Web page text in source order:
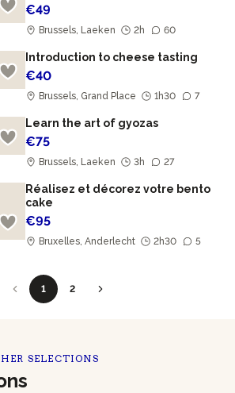
€49
Brussels, Laeken 2h 60
Introduction to cheese tasting
€40
Brussels, Grand Place 1h30 7
Learn the art of gyozas
€75
Brussels, Laeken 3h 27
Réalisez et décorez votre bento
cake
€95
Bruxelles, Anderlecht 2h30 5
1 2
SELECTIONS